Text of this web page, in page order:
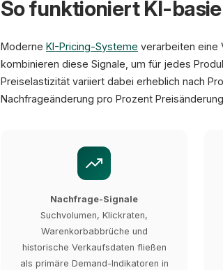
So funktioniert KI-
Moderne KI-Pricing-Systeme verarbeiten eine
kombinieren diese Signale, um für jedes
Preiselastizität variiert dabei erheblich nach
Nachfrageänderung pro Prozent
Nachfrage-Signale
Suchvolumen, Klickraten,
Warenkorbabbrüche und
historische Verkaufsdaten fließen
als primäre Demand-Indikatoren in